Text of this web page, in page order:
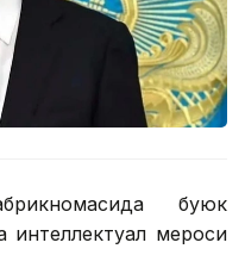
буюк
мероси